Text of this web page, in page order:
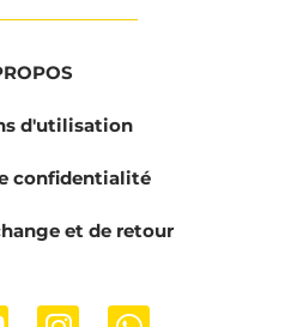
d'utilisation
confidentialité
et de retour
I W